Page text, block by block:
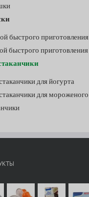
быстрого приготовления
быстрого приготовления
для йогурта
для мороженого